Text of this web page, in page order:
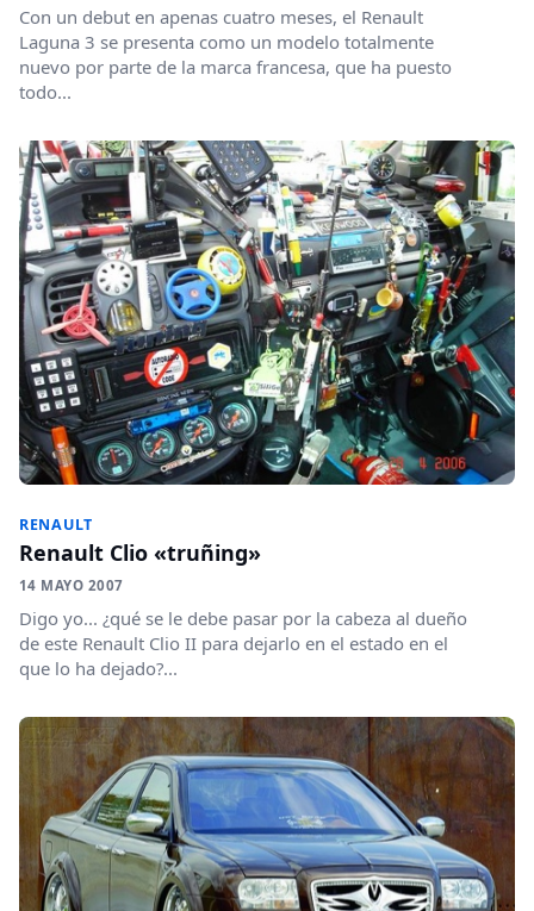
Con un debut en apenas cuatro meses, el Renault
Laguna 3 se presenta como un modelo totalmente
nuevo por parte de la marca francesa, que ha puesto
todo...
RENAULT
Renault Clio «truñing»
14 MAYO 2007
Digo yo... ¿qué se le debe pasar por la cabeza al dueño
de este Renault Clio II para dejarlo en el estado en el
que lo ha dejado?...